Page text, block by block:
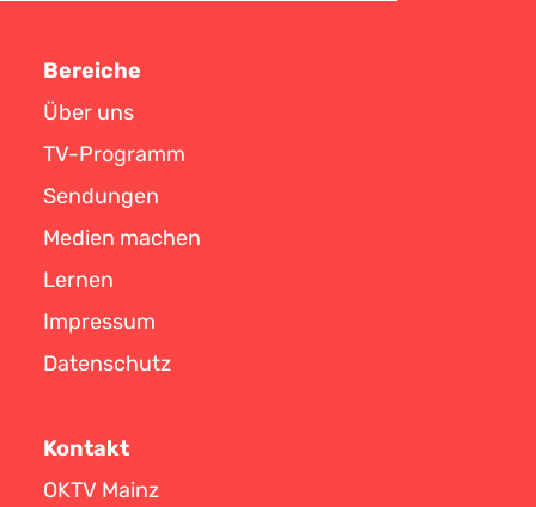
Bereiche
Über uns
TV-Programm
Sendungen
Medien machen
Lernen
Impressum
Datenschutz
Kontakt
OKTV Mainz